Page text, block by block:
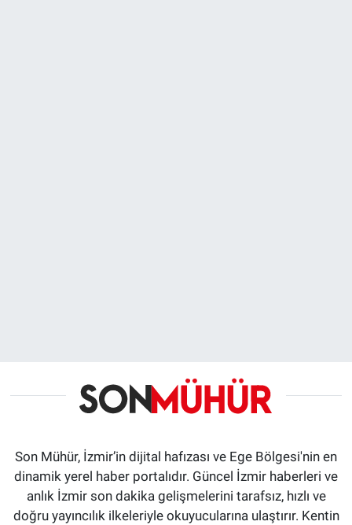
Son Mühür, İzmir’in dijital hafızası ve Ege Bölgesi'nin en
dinamik yerel haber portalıdır. Güncel İzmir haberleri ve
anlık İzmir son dakika gelişmelerini tarafsız, hızlı ve
doğru yayıncılık ilkeleriyle okuyucularına ulaştırır. Kentin